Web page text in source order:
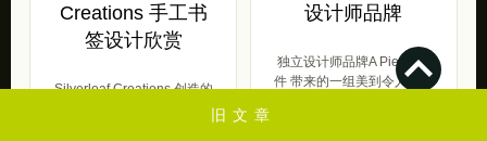
旧文章
Creations 手工书
签设计欣赏
Silverleaf Creations 创造的
设计师品牌
独立设计师品牌A Piece 一
件 带来的一组美到令人心碎